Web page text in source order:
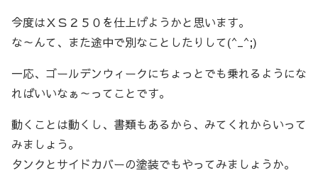
今度はＸＳ２５０を仕上げようかと思います。
な～んて、また途中で別なことしたりして(^_^;)
一応、ゴールデンウィークにちょっとでも乗れるようにな
ればいいなぁ～ってことです。
動くことは動くし、書類もあるから、みてくれからいって
みましょう。
タンクとサイドカバーの塗装でもやってみましょうか。